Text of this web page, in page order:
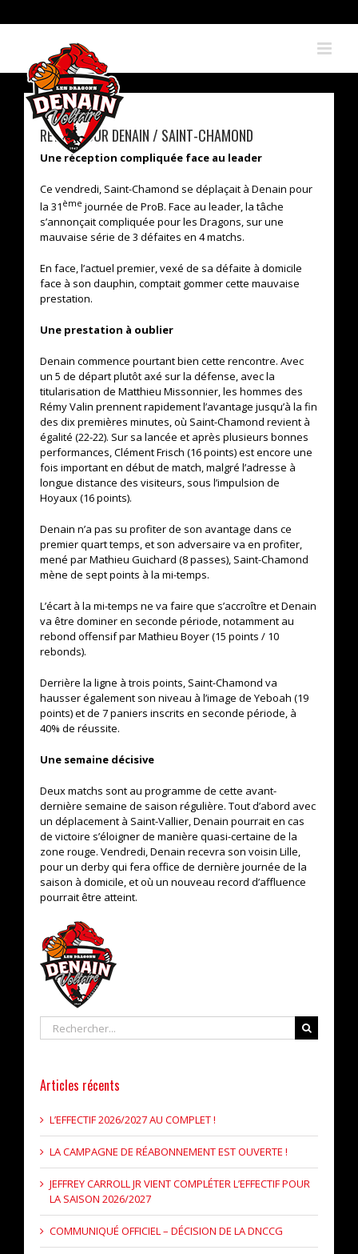
to
RETOUR SUR DENAIN / SAINT-CHAMOND
Une réception compliquée face au leader
Ce vendredi, Saint-Chamond se déplaçait à Denain pour
la 31 ème journée de ProB. Face au leader, la tâche
s’annonçait compliquée pour les Dragons, sur une
mauvaise série de 3 défaites en 4 matchs.
En face, l’actuel premier, vexé de sa défaite à domicile
face à son dauphin, comptait gommer cette mauvaise
prestation.
Une prestation à oublier
Denain commence pourtant bien cette rencontre. Avec
un 5 de départ plutôt axé sur la défense, avec la
titularisation de Matthieu Missonnier, les hommes des
Rémy Valin prennent rapidement l’avantage jusqu’à la fin
des dix premières minutes, où Saint-Chamond revient à
égalité (22-22). Sur sa lancée et après plusieurs bonnes
performances, Clément Frisch (16 points) est encore une
fois important en début de match, malgré l’adresse à
longue distance des visiteurs, sous l’impulsion de
Hoyaux (16 points).
Denain n’a pas su profiter de son avantage dans ce
premier quart temps, et son adversaire va en profiter,
mené par Mathieu Guichard (8 passes), Saint-Chamond
mène de sept points à la mi-temps.
L’écart à la mi-temps ne va faire que s’accroître et Denain
va être dominer en seconde période, notamment au
rebond offensif par Mathieu Boyer (15 points / 10
rebonds).
Derrière la ligne à trois points, Saint-Chamond va
hausser également son niveau à l’image de Yeboah (19
points) et de 7 paniers inscrits en seconde période, à
40% de réussite.
Une semaine décisive
Deux matchs sont au programme de cette avant-
dernière semaine de saison régulière. Tout d’abord avec
un déplacement à Saint-Vallier, Denain pourrait en cas
de victoire s’éloigner de manière quasi-certaine de la
zone rouge. Vendredi, Denain recevra son voisin Lille,
pour un derby qui fera office de dernière journée de la
saison à domicile, et où un nouveau record d’affluence
pourrait être atteint.
Rechercher
Articles récents
L’EFFECTIF 2026/2027 AU COMPLET !
LA CAMPAGNE DE RÉABONNEMENT EST OUVERTE !
JEFFREY CARROLL JR VIENT COMPLÉTER L’EFFECTIF POUR
LA SAISON 2026/2027
COMMUNIQUÉ OFFICIEL – DÉCISION DE LA DNCCG